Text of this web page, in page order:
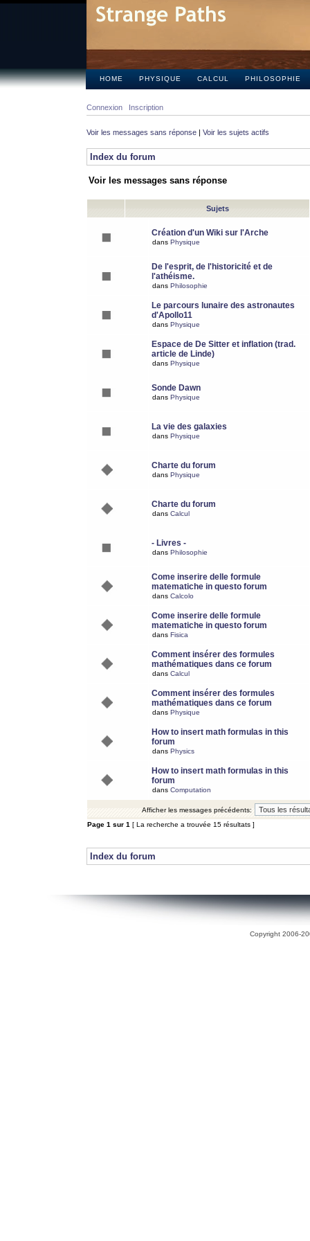
HOME PHYSIQUE CALCUL PHILOSOPHIE
Connexion Inscription
Voir les messages sans réponse | Voir les sujets actifs
Index du forum
Voir les messages sans réponse
Sujets
Création d'un Wiki sur l'Arche
dans Physique
De l'esprit, de l'historicité et de
l'athéisme.
dans Philosophie
Le parcours lunaire des astronautes
d'Apollo11
dans Physique
Espace de De Sitter et inflation (trad.
article de Linde)
dans Physique
Sonde Dawn
dans Physique
La vie des galaxies
dans Physique
Charte du forum
dans Physique
Charte du forum
dans Calcul
- Livres -
dans Philosophie
Come inserire delle formule
matematiche in questo forum
dans Calcolo
Come inserire delle formule
matematiche in questo forum
dans Fisica
Comment insérer des formules
mathématiques dans ce forum
dans Calcul
Comment insérer des formules
mathématiques dans ce forum
dans Physique
How to insert math formulas in this
forum
dans Physics
How to insert math formulas in this
forum
dans Computation
Afficher les messages précédents:
Page 1 sur 1 [ La recherche a trouvée 15 résultats ]
Index du forum
Copyright 2006-